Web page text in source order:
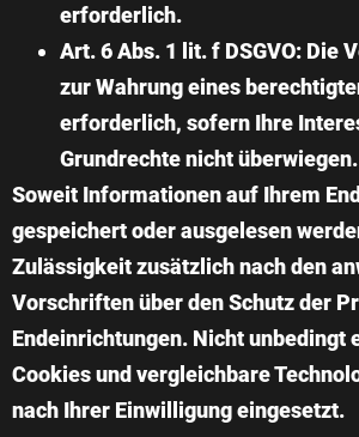
erforderlich.
Art. 6 Abs. 1 lit. f DSGVO: Die
zur Wahrung eines
erforderlich, sofern Ihre
Grundrechte nicht überwiegen.
Soweit Informationen auf Ihrem
gespeichert oder ausgelesen
Zulässigkeit zusätzlich nach den
Vorschriften über den Schutz der
Endeinrichtungen. Nicht unbedingt
Cookies und vergleichbare
nach Ihrer Einwilligung eingesetzt.